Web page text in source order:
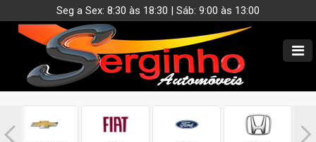
Seg a Sex: 8:30 às 18:30 | Sáb: 9:00 às 13:00